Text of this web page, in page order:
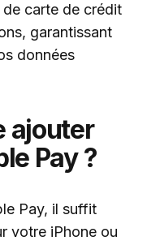
carte de crédit
garantissant
données
ajouter
Pay ?
Pay, il suffit
votre iPhone ou